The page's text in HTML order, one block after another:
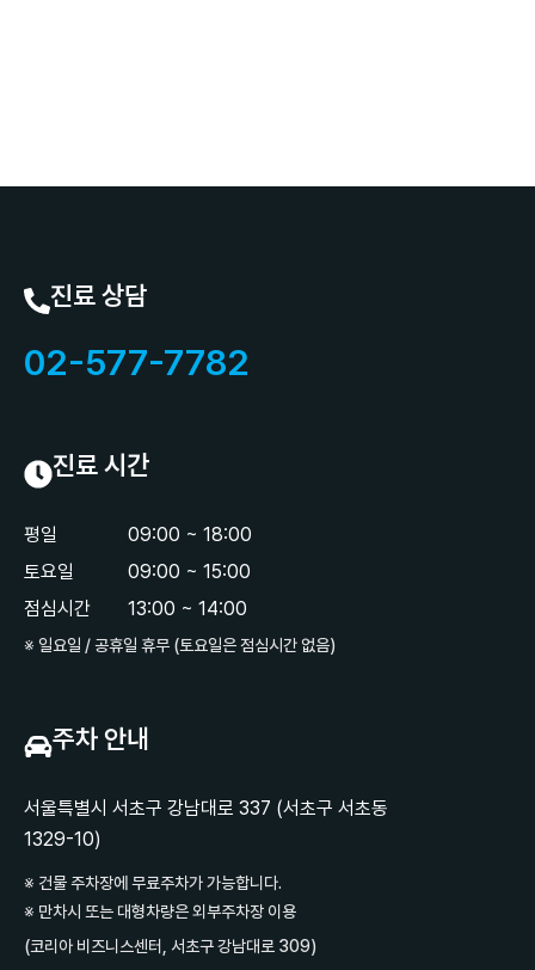
진료 상담
02-577-7782
진료 시간
평일
토요일
점심시간
09:00 ~ 18:00
09:00 ~ 15:00
13:00 ~ 14:00
※ 일요일 / 공휴일 휴무 (토요일은 점심시간 없음)
주차 안내
서울특별시 서초구 강남대로 337 (서초구 서초동
1329-10)
※ 건물 주차장에 무료주차가 가능합니다.
※ 만차시 또는 대형차량은 외부주차장 이용
(코리아 비즈니스센터, 서초구 강남대로 309)